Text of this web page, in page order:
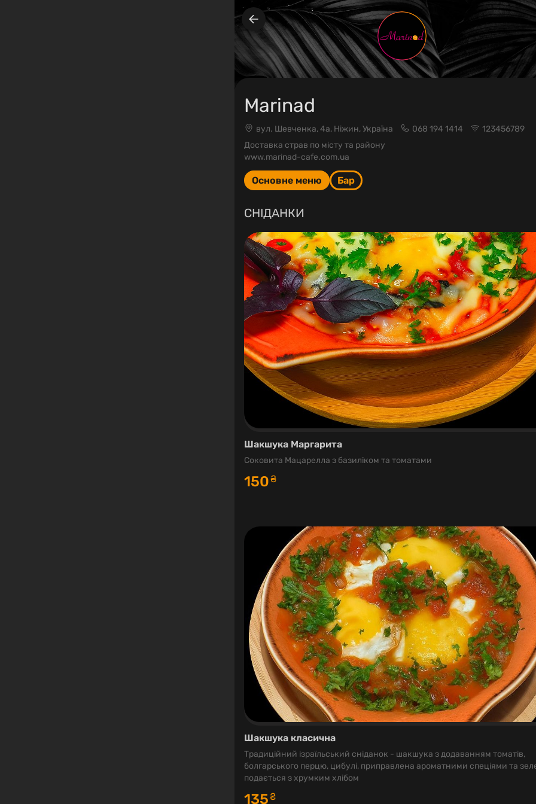
Marinad
вул. Шевченка, 4а, Ніжин, Україна 068 194 1414
123456789
Доставка страв по місту та району
www.marinad-cafe.com.ua
Основне меню Бар
СНІДАНКИ
Шакшука Маргарита
Соковита Мацарелла з базиліком та томатами
150₴
Шакшука класична
Традиційний ізраїльський сніданок - шакшука з додаванням томатів,
болгарського перцю, цибулі, приправлена ароматними спеціями та
подається з хрумким хлібом
135₴